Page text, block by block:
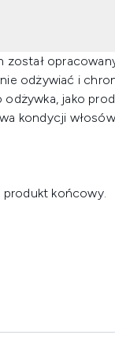
został
odżywiać i
jako
kondycji
produkt końcowy.